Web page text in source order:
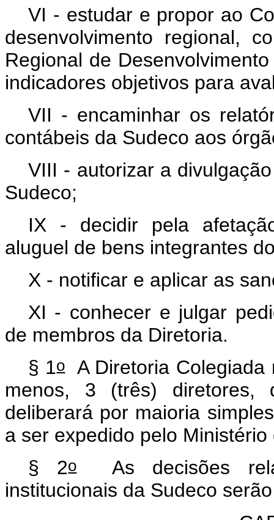
VI - estudar e propor ao
desenvolvimento regional,
Regional de
indicadores objetivos para
VII - encaminhar os
contábeis da Sudeco aos
VIII - autorizar a
Sudeco;
IX - decidir pela
aluguel de bens integrantes
X - notificar e aplicar as
XI - conhecer e julgar
de membros da Diretoria.
§ 1oA Diretoria Colegiada
menos, 3 (três) diretores,
deliberará por maioria
a ser expedido pelo
§ 2oAs decisões
institucionais da Sudeco